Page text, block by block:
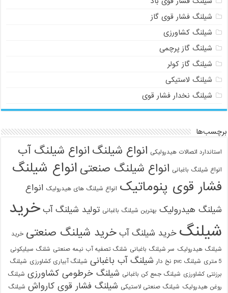
شیلنگ فشار قوی گاز
شیلنگ کشاورزی
شیلنگ گاز پرچمی
شیلنگ گاز کولر
شیلنگ لاستیکی
شیلنگ نخدار فشار قوی
برچسب‌ها
استاندارد اتصالات هیدرولیکی انواع شیلنگ انواع شیلنگ آب
انواع شیلنگ باغبانی انواع شیلنگ صنعتی انواع شیلنگ
فشار قوی پنوماتیک انواع شیلنگ های هیدرولیک انواع
شیلنگ هیدرولیک بهترین شیلنگ باغبانی تولید شیلنگ آب خرید
شیلنگ خرید شیلنگ آب خرید شیلنگ صنعتی خرید
شیلنگ هیدرولیک سر شیلنگ باغبانی شلنگ تصفیه آب نیمه صنعتی شلنگ سیلیکونی
5 متری
شیلنگ pvc نخ دار شیلنگ آب باغبانی شیلنگ آبیاری کشاورزی شیلنگ
برزنتی کشاورزی شیلنگ جمع کن باغبانی شیلنگ خرطومی کشاورزی شیلنگ
روغن هیدرولیک شیلنگ صنعتی لاستیکی شیلنگ فشار قوی کارواش شیلنگ